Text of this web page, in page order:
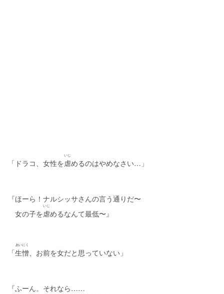
「ドラコ、女性を虐
いじ
めるのはやめなさい…」
『ほーら！ナルシッサさんの言う通りだ〜
女の子を虐
いじ
めるなんて最低〜』
「生憎
あいにく
、お前を女だと思っていない」
『ふーん。それなら……